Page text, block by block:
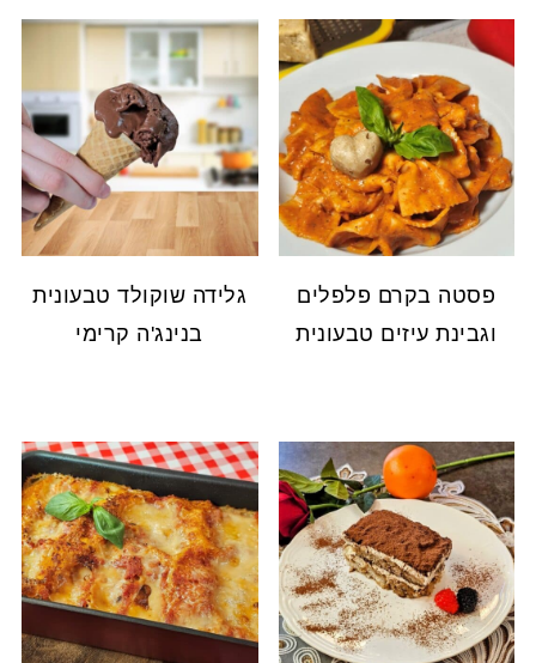
פסטה בקרם פלפלים
וגבינת עיזים טבעונית
גלידה שוקולד טבעונית
בנינג'ה קרימי